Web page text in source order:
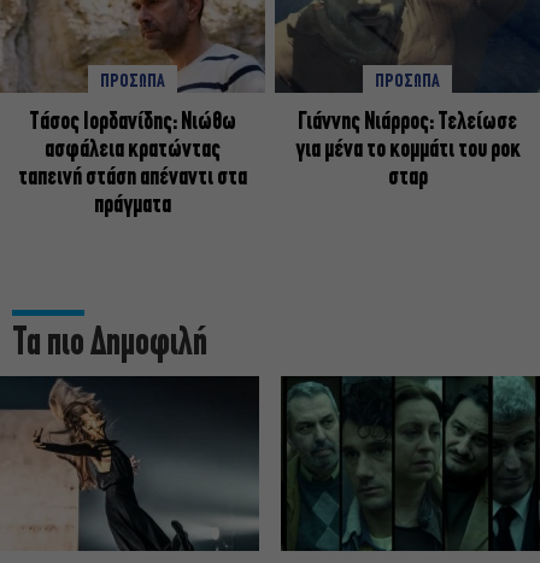
ΠΡΟΣΩΠΑ
Tάσος Ιορδανίδης: Νιώθω
ασφάλεια κρατώντας
ταπεινή στάση απέναντι στα
πράγματα
ΠΡΟΣΩΠΑ
Γιάννης Νιάρρος: Τελείωσε
για μένα το κομμάτι του ροκ
σταρ
Τα πιο Δημοφιλή